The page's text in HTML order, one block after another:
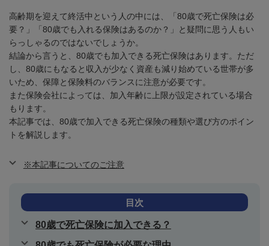
高齢期を迎えて終活中という人の中には、「 80歳で死亡保険は必
要？」「 80歳でも入れる保険はあるのか？」と疑問に思う人もい
らっしゃるのではないでしょうか。
結論から言うと、 80歳でも加入できる死亡保険はあります。ただ
し、 80歳にもなると収入が少なく資産も減り始めている世帯が多
いため、保障と保険料のバランスに注意が必要です。
また保険会社によっては、加入年齢に上限が設定されている場合
もります。
本記事では、 80歳で加入できる死亡保険の種類や選び方のポイン
トを解説します。
※本記事についてのご注意
目次
80歳で死亡保険に加入できる？